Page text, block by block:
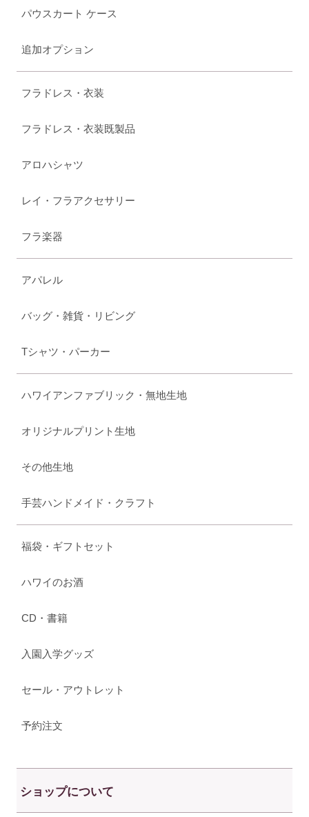
パウスカート ケース
追加オプション
フラドレス・衣装
フラドレス・衣装既製品
アロハシャツ
レイ・フラアクセサリー
フラ楽器
アパレル
バッグ・雑貨・リビング
Tシャツ・パーカー
ハワイアンファブリック・無地生地
オリジナルプリント生地
その他生地
手芸ハンドメイド・クラフト
福袋・ギフトセット
ハワイのお酒
CD・書籍
入園入学グッズ
セール・アウトレット
予約注文
ショップについて